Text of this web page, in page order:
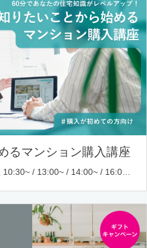
るマンション購入講座